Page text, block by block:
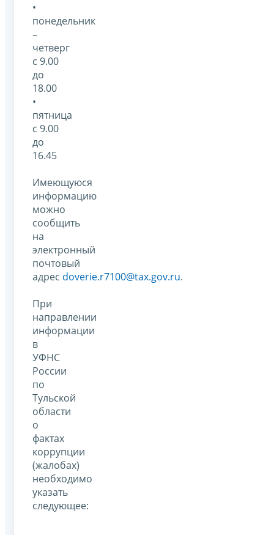
•
понедельник
–
четверг
с 9.00
до
18.00
•
пятница
с 9.00
до
16.45
Имеющуюся
информацию
можно
сообщить
на
электронный
почтовый
адрес doverie.r7100@tax.gov.ru.
При
направлении
информации
в
УФНС
России
по
Тульской
области
о
фактах
коррупции
(жалобах)
необходимо
указать
следующее: